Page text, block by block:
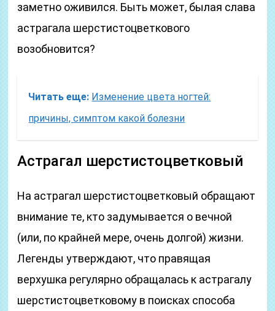
заметно оживился. Быть может, былая слава
астрагала шерстистоцветкового
возобновится?
Читать еще: Изменение цвета ногтей:
причины, симптом какой болезни
Астрагал шерстистоцветковый
На астрагал шерстистоцветковый обращают
внимание те, кто задумывается о вечной
(или, по крайней мере, очень долгой) жизни.
Легенды утверждают, что правящая
верхушка регулярно обращалась к астрагалу
шерстистоцветковому в поисках способа